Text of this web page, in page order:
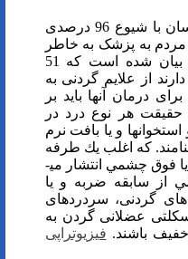
سردرد یک از شایعترین مشکلات انسان با شیوع 96 درصدی
مراجعات مردم به پزشک به خاطر
مشکلات مرتبط با سردرد می­باشد. بیان شده است که 51
از علایم گردنی به
درمان آنها باید بر
هر نوع درد در
و يا بافت نرم
كه اغلب يك طرفه
است و به نواحي پيشاني گيجگاهي و يا فوق چشمي انتشار مي­
از سابقه ضربه و يا
گردنی، سردردهای
عضلانی گردن به
باشند. فیزیوتراپی